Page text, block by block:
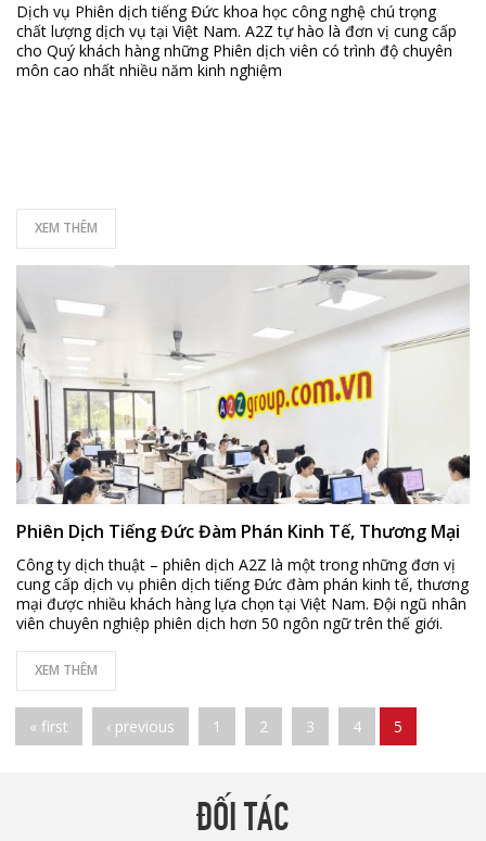
Dịch vụ Phiên dịch tiếng Đức khoa học công nghệ chú trọng
chất lượng dịch vụ tại Việt Nam. A2Z tự hào là đơn vị cung cấp
cho Quý khách hàng những Phiên dịch viên có trình độ chuyên
môn cao nhất nhiều năm kinh nghiệm
XEM THÊM
Phiên Dịch Tiếng Đức Đàm Phán Kinh Tế, Thương Mại
Công ty dịch thuật – phiên dịch A2Z là một trong những đơn vị
cung cấp dịch vụ phiên dịch tiếng Đức đàm phán kinh tế, thương
mại được nhiều khách hàng lựa chọn tại Việt Nam. Đội ngũ nhân
viên chuyên nghiệp phiên dịch hơn 50 ngôn ngữ trên thế giới.
XEM THÊM
Pages
« first ‹ previous 1 2 3 4 5
ĐỐI TÁC